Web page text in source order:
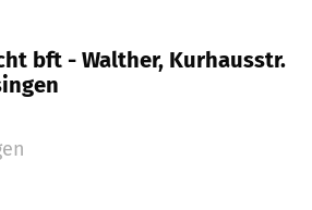
bft - Walther, Kurhausstr.